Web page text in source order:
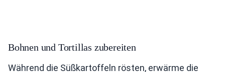
Bohnen und Tortillas zubereiten
Während die Süßkartoffeln rösten, erwärme die